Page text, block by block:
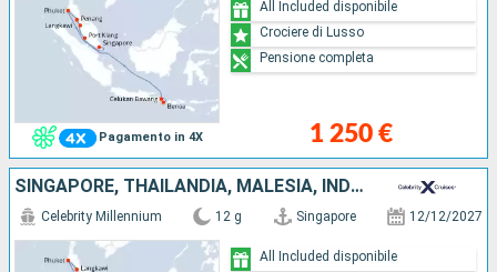
Pagamento in 4X 1 250 €
All Included disponibile
Crociere di Lusso
Pensione completa
SINGAPORE, THAILANDIA, MALESIA, INDONESIA
Celebrity Millennium 12 g Singapore 12/12/2027
All Included disponibile